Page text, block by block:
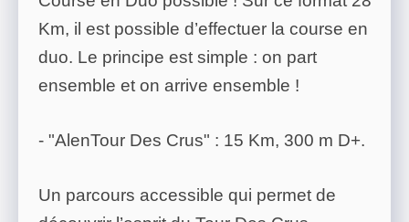
Km, il est possible d’effectuer la course en
duo. Le principe est simple : on part
ensemble et on arrive ensemble !
- "AlenTour Des Crus" : 15 Km, 300 m D+.
Un parcours accessible qui permet de